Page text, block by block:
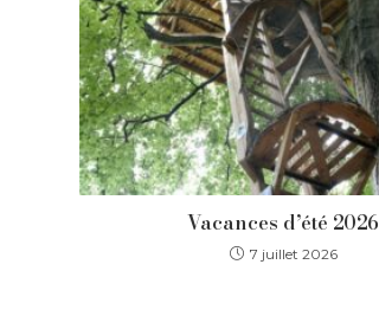
Vacances d’été 2026
7 juillet 2026